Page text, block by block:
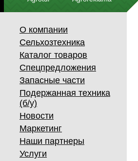
О компании
Сельхозтехника
Каталог товаров
Спецпредложения
Запасные части
Подержанная техника
(б/у)
Новости
Маркетинг
Наши партнеры
Услуги